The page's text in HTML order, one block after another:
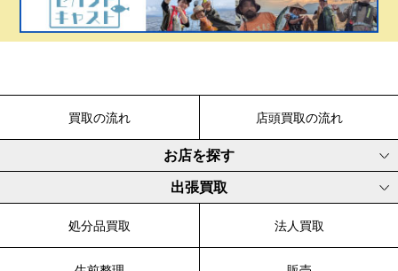
買取の流れ 店頭買取の流れ
お店を探す
出張買取
処分品買取 法人買取